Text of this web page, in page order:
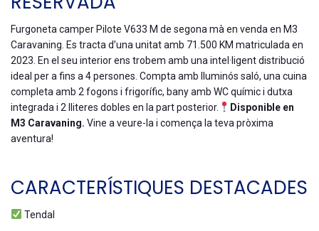
Furgoneta camper Pilote V633 M de segona mà en venda en M3
Caravaning. Es tracta d’una unitat amb 71.500 KM matriculada en
2023. En el seu interior ens trobem amb una intel·ligent distribució
ideal per a fins a 4 persones. Compta amb lluminós saló, una cuina
completa amb 2 fogons i frigorífic, bany amb WC químic i dutxa
integrada i 2 lliteres dobles en la part posterior.
Disponible en
M3 Caravaning. Vine a veure-la i comença la teva pròxima
aventura!
CARACTERÍSTIQUES DESTACADES
Tendal